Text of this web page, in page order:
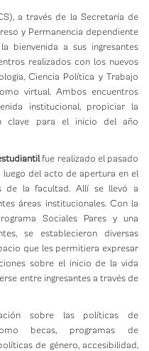
a través de la Secretaría de
y Permanencia dependiente
bienvenida a sus ingresantes
realizados con los nuevos
Ciencia Política y Trabajo
virtual. Ambos encuentros
institucional, propiciar la
clave para el inicio del año
fue realizado el pasado
luego del acto de apertura en el
de la facultad. Allí se llevó a
áreas institucionales. Con la
Sociales Pares y una
se establecieron diversas
que les permitiera expresar
sobre el inicio de la vida
entre ingresantes a través de
sobre las políticas de
becas, programas de
de género, accesibilidad,